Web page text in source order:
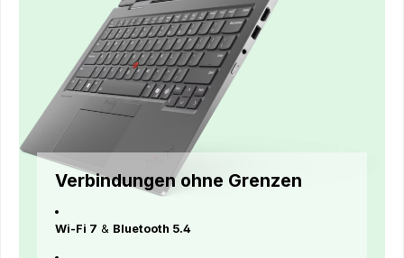
Verbindungen ohne Grenzen
Wi-Fi 7 & Bluetooth 5.4